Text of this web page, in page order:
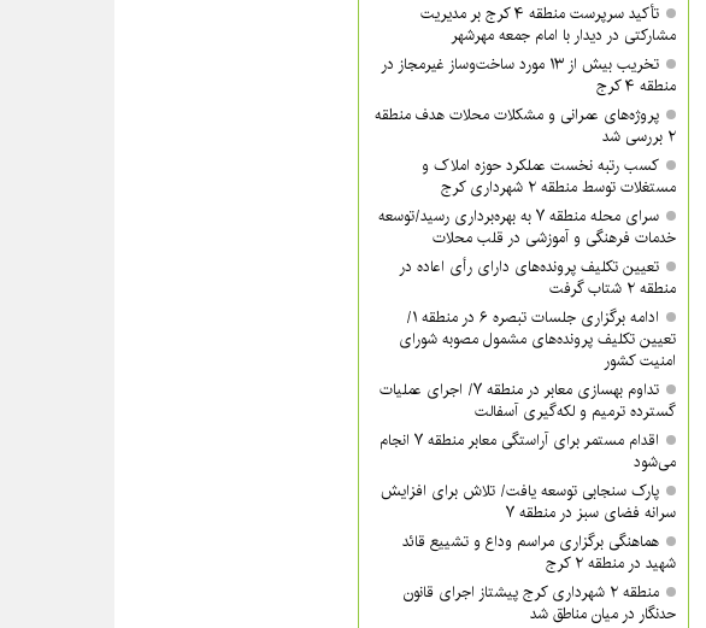
تأکید سرپرست منطقه ۴ کرج بر مدیریت
مشارکتی در دیدار با امام جمعه مهرشهر
تخریب بیش از ۱۳ مورد ساخت‌وساز غیرمجاز در
منطقه ۴ کرج
پروژه‌های عمرانی و مشکلات محلات هدف منطقه
۲ بررسی شد
کسب رتبه نخست عملکرد حوزه املاک و
مستغلات توسط منطقه ۲ شهرداری کرج
سرای محله منطقه ۷ به بهره‌برداری رسید/توسعه
خدمات فرهنگی و آموزشی در قلب محلات
تعیین تکلیف پرونده‌های دارای رأی اعاده در
منطقه ۲ شتاب گرفت
ادامه برگزاری جلسات تبصره ۶ در منطقه ۱/
تعیین تکلیف پرونده‌های مشمول مصوبه شورای
امنیت کشور
تداوم بهسازی معابر در منطقه ۷/ اجرای عملیات
گسترده ترمیم و لکه‌گیری آسفالت
اقدام مستمر برای آراستگی معابر منطقه ۷ انجام
می‌شود
پارک سنجابی توسعه یافت/ تلاش برای افزایش
سرانه فضای سبز در منطقه ۷
هماهنگی برگزاری مراسم وداع و تشییع قائد
شهید در منطقه ۲ کرج
منطقه ۲ شهرداری کرج پیشتاز اجرای قانون
حدنگار در میان مناطق شد